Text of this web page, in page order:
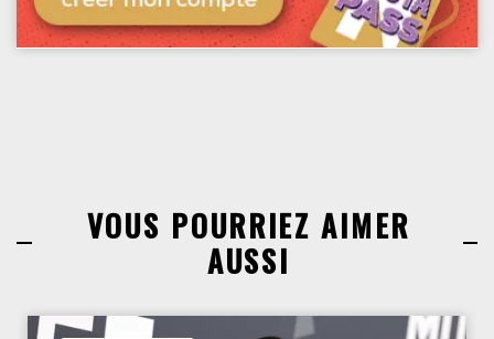
VOUS POURRIEZ AIMER
AUSSI